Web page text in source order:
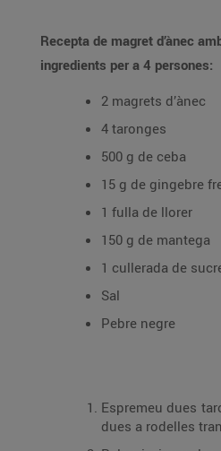
Recepta de magret d’ànec
ingredients per a 4 persones:
2 magrets d’ànec
4 taronges
500 g de ceba
15 g de gingebre
1 fulla de llorer
150 g de mantega
1 cullerada de
Sal
Pebre negre
Espremeu dues
dues a rodelles